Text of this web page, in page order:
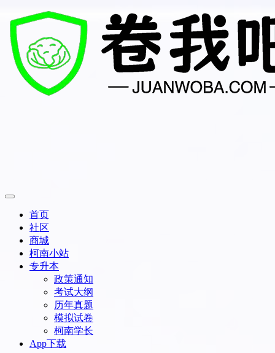
首页
社区
商城
柯南小站
专升本
政策通知
考试大纲
历年真题
模拟试卷
柯南学长
App下载